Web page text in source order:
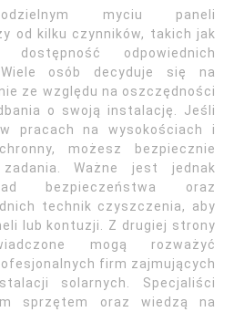
myciu paneli
od kilku czynników, takich jak
dostępność odpowiednich
osób decyduje się na
ze względu na oszczędności
o swoją instalację. Jeśli
pracach na wysokościach i
możesz bezpiecznie
Ważne jest jednak
bezpieczeństwa oraz
technik czyszczenia, aby
lub kontuzji. Z drugiej strony
mogą rozważyć
firm zajmujących
solarnych. Specjaliści
sprzętem oraz wiedzą na